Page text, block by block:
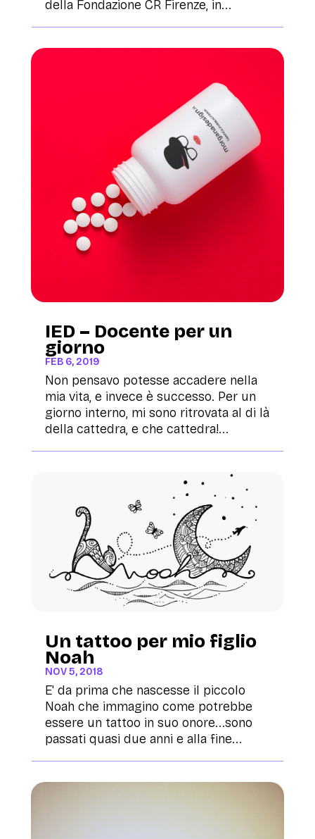
della Fondazione CR Firenze, in...
IED – Docente per un
giorno
FEB 6, 2019
Non pensavo potesse accadere nella
mia vita, e invece è successo. Per un
giorno interno, mi sono ritrovata al di là
della cattedra, e che cattedra!...
Un tattoo per mio figlio
Noah
NOV 5, 2018
E' da prima che nascesse il piccolo
Noah che immagino come potrebbe
essere un tattoo in suo onore...sono
passati quasi due anni e alla fine...